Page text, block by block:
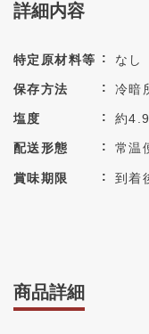
詳細内容
特定原材料等 なし
保存方法 冷暗
塩度 約
配送形態 常温
賞味期限 到着
商品詳細